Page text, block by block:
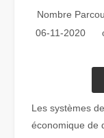
Nombre
06-11-2020
Les systèmes
économique de